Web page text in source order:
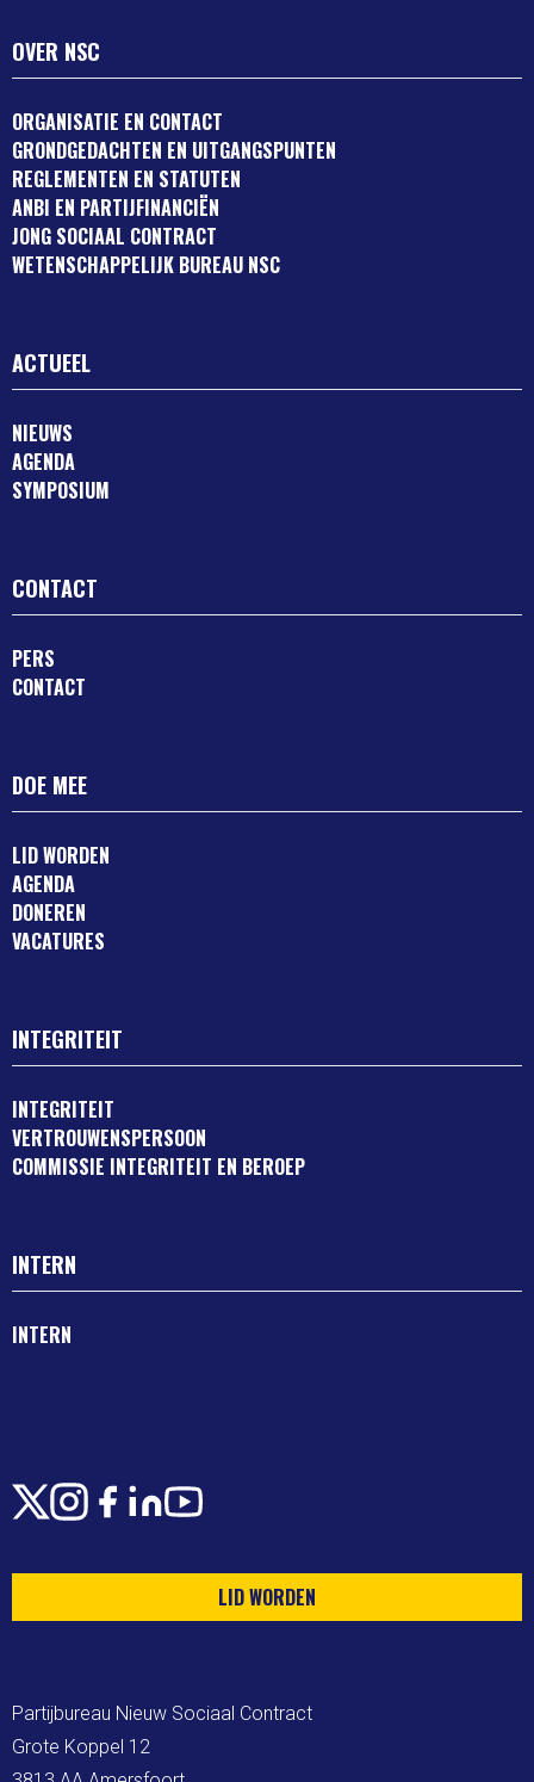
OVER NSC
ORGANISATIE EN CONTACT
GRONDGEDACHTEN EN UITGANGSPUNTEN
REGLEMENTEN EN STATUTEN
ANBI EN PARTIJFINANCIËN
JONG SOCIAAL CONTRACT
WETENSCHAPPELIJK BUREAU NSC
ACTUEEL
NIEUWS
AGENDA
SYMPOSIUM
CONTACT
PERS
CONTACT
DOE MEE
LID WORDEN
AGENDA
DONEREN
VACATURES
INTEGRITEIT
INTEGRITEIT
VERTROUWENSPERSOON
COMMISSIE INTEGRITEIT EN BEROEP
INTERN
INTERN
X Instagram
Facebook
LinkedIn
Youtube
LID WORDEN
Partijbureau Nieuw Sociaal Contract
Grote Koppel 12